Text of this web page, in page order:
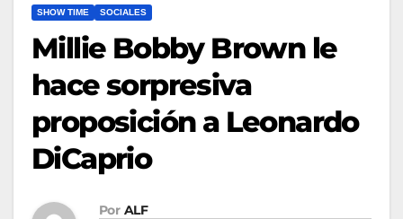
SHOW TIME SOCIALES
Millie Bobby Brown le
hace sorpresiva
proposición a Leonardo
DiCaprio
Por ALF